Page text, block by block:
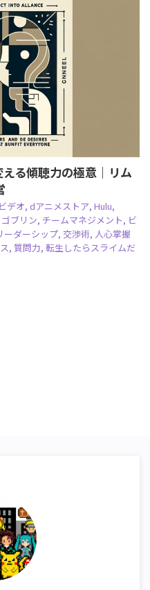
える傾聴力の極意｜リム
デオ, dアニメストア, Hulu,
ゴブリン, チームマネジメント, ビ
ーダーシップ, 交渉術, 人心掌握
, 質問力, 転生したらスライムだ